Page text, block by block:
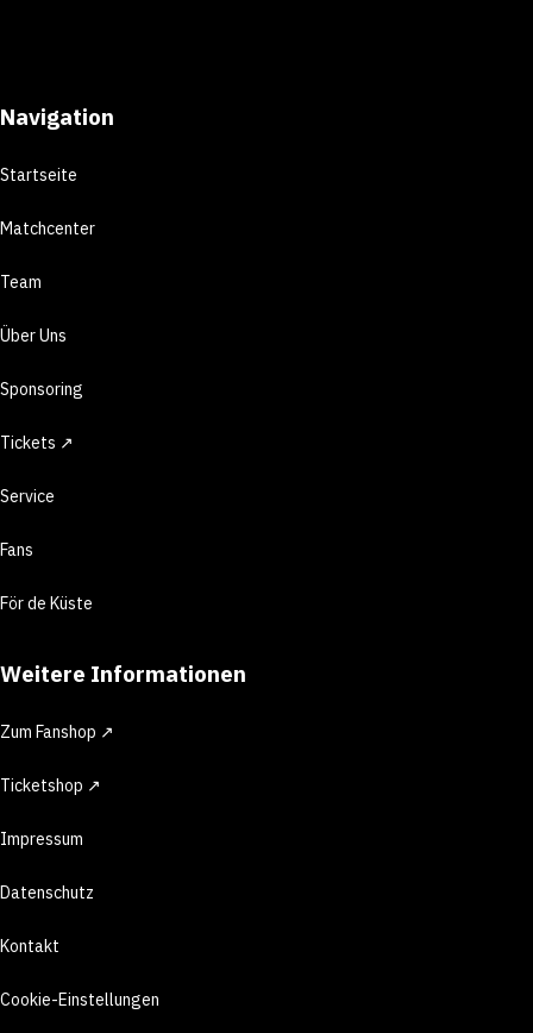
Navigation
Startseite
Matchcenter
Team
Über Uns
Sponsoring
Tickets ↗
Service
Fans
För de Küste
Weitere Informationen
Zum Fanshop ↗
Ticketshop ↗
Impressum
Datenschutz
Kontakt
Cookie-Einstellungen